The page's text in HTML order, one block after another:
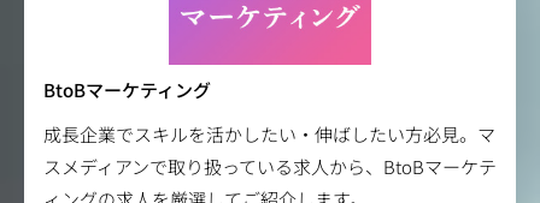
BtoBマーケティング
成長企業でスキルを活かしたい・伸ばしたい方必見。マ
スメディアンで取り扱っている求人から、BtoBマーケテ